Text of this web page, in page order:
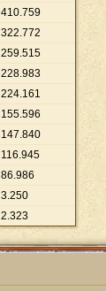
410.759
322.772
259.515
228.983
224.161
155.596
147.840
116.945
86.986
3.250
2.323